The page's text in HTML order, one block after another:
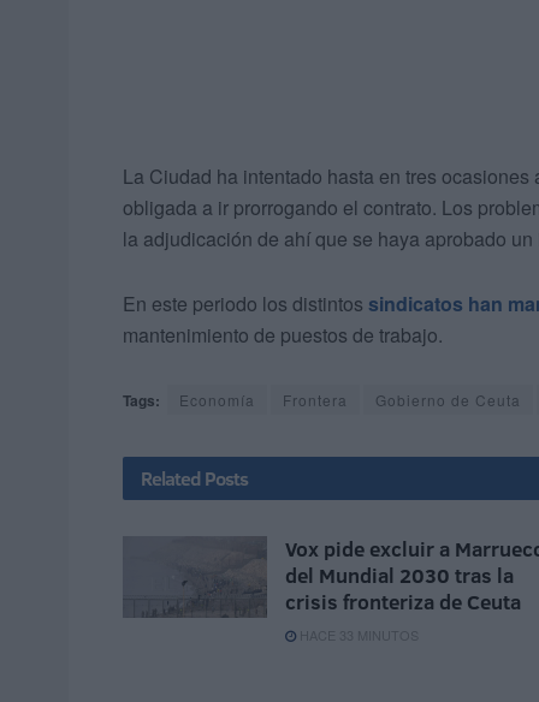
La Ciudad ha intentado hasta en tres
obligada a ir prorrogando el contrato. Los
la adjudicación de ahí que se haya aprobado
En este periodo los distintos sindicatos han
mantenimiento de puestos de trabajo.
Tags: Economía Frontera Gobierno de Ceuta
Related Posts
Vox pide excluir a
del Mundial 2030 tras la
crisis fronteriza de Ceuta
HACE 33 MINUTOS